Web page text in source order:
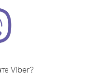
Viber?